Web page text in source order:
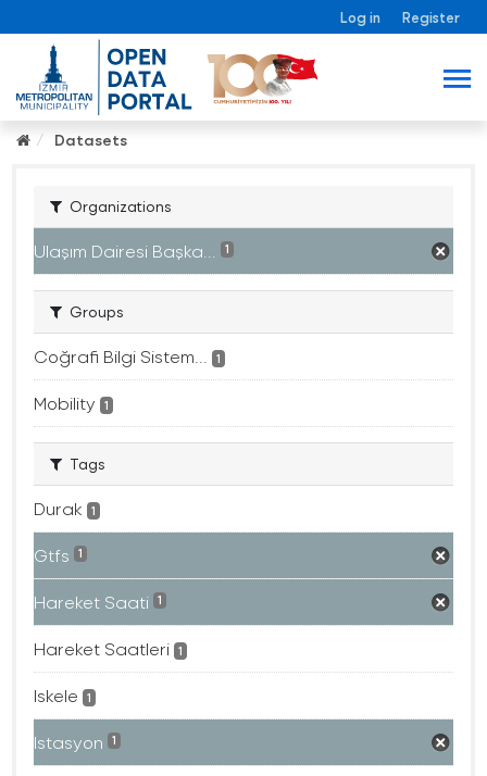
Log in Register
Datasets
Organizations
Ulaşım Dairesi Başka... 1
Groups
Coğrafi Bilgi Sistem... 1
Mobility 1
Tags
Durak 1
Gtfs 1
Hareket Saati 1
Hareket Saatleri 1
Iskele 1
Istasyon 1